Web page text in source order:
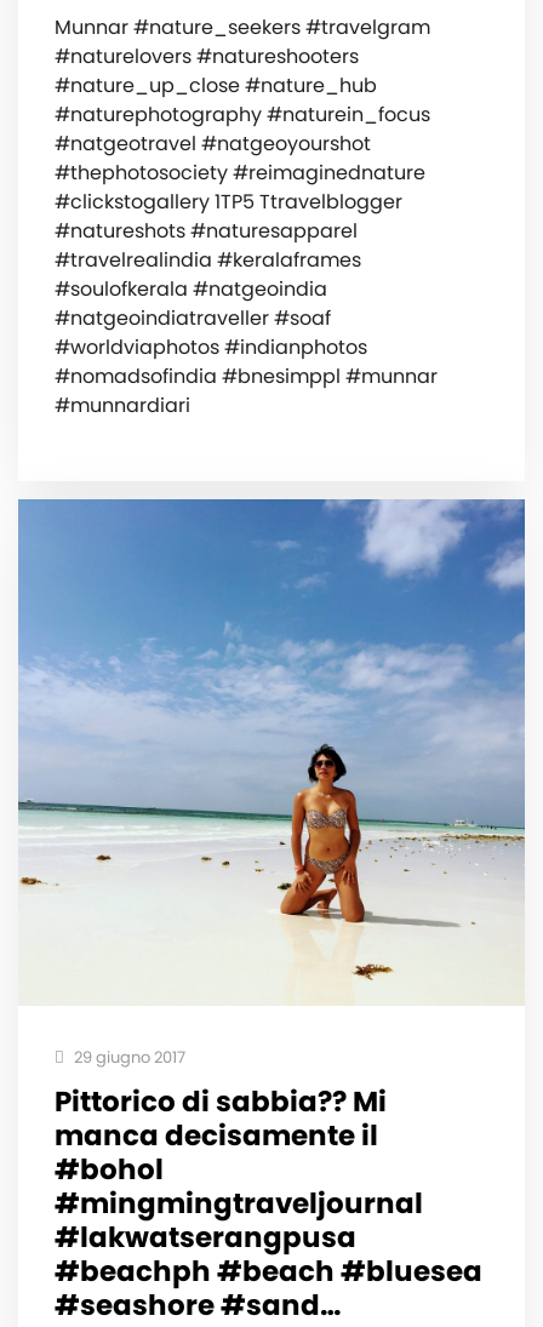
Munnar #nature_seekers #travelgram
#naturelovers #natureshooters
#nature_up_close #nature_hub
#naturephotography #naturein_focus
#natgeotravel #natgeoyourshot
#thephotosociety #reimaginednature
#clickstogallery 1TP5 Ttravelblogger
#natureshots #naturesapparel
#travelrealindia #keralaframes
#soulofkerala #natgeoindia
#natgeoindiatraveller #soaf
#worldviaphotos #indianphotos
#nomadsofindia #bnesimppl #munnar
#munnardiari
29 giugno 2017
Pittorico di sabbia?? Mi
manca decisamente il
#bohol
#mingmingtraveljournal
#lakwatserangpusa
#beachph #beach #bluesea
#seashore #sand…